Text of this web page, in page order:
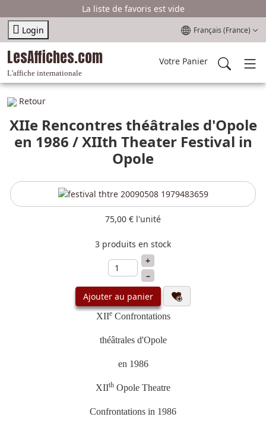
La liste de favoris est vide
Login
Sélectionnez votre
Français (France)
LesAffiches.com
L'affiche internationale
Votre Panier
Retour
XIIe Rencontres théâtrales d'Opole
en 1986 / XIIth Theater Festival in
Opole
75,00 € l'unité
3 produits en stock
+
–
Ajouter au panier
XIIeConfrontations
théâtrales d'Opole
en 1986
XIIth Opole Theatre
Confrontations in 1986